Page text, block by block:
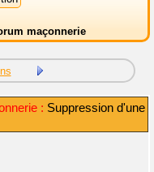
maçonnerie
: Suppression d'une